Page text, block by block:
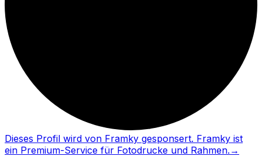
Dieses Profil wird von Framky gesponsert. Framky ist
ein Premium-Service für Fotodrucke und Rahmen. →